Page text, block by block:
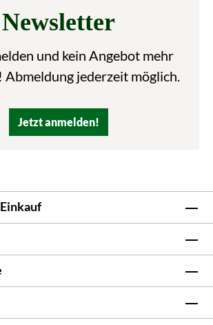
Newsletter
und kein Angebot mehr
Abmeldung jederzeit möglich.
Jetzt anmelden!